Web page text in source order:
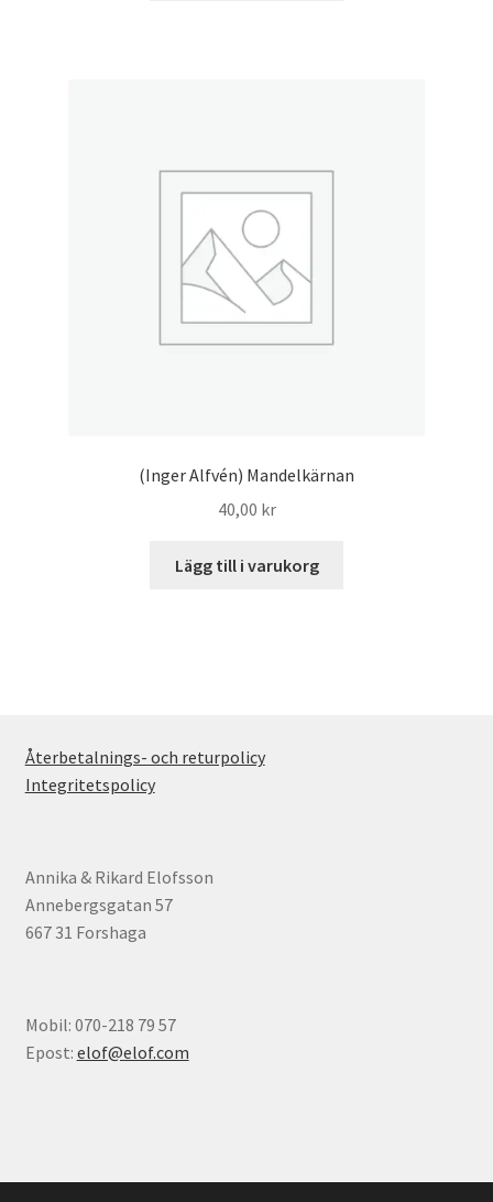
(Inger Alfvén) Mandelkärnan
40,00 kr
Lägg till i varukorg
Återbetalnings- och returpolicy
Integritetspolicy
Annika & Rikard Elofsson
Annebergsgatan 57
667 31 Forshaga
Mobil: 070-218 79 57
Epost: elof@elof.com